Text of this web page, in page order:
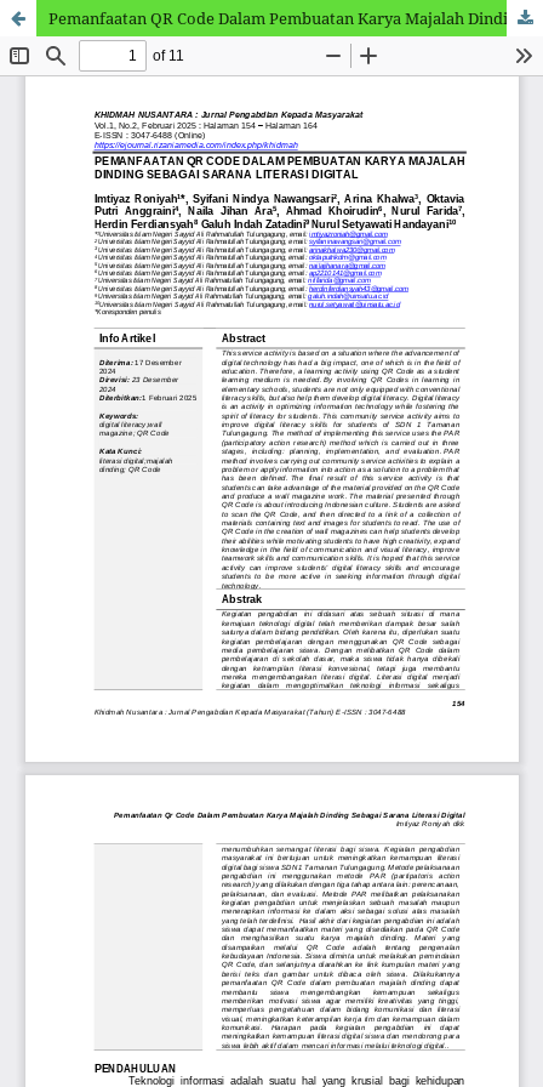
Pemanfaatan QR Code Dalam Pembuatan Karya Majalah Dinding Sebagai Sarana Literasi Digital